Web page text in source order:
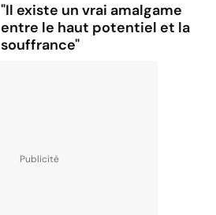
"Il existe un vrai amalgame
entre le haut potentiel et la
souffrance"